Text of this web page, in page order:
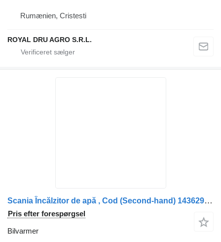
Rumænien, Cristesti
ROYAL DRU AGRO S.R.L.
Scania Încălzitor de apă , Cod (Second-hand) 1436293 bilvarmer til Scania DW300 lastbil
Pris efter forespørgsel
Bilvarmer